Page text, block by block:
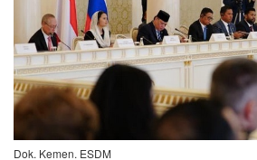
Dok. Kemen. ESDM